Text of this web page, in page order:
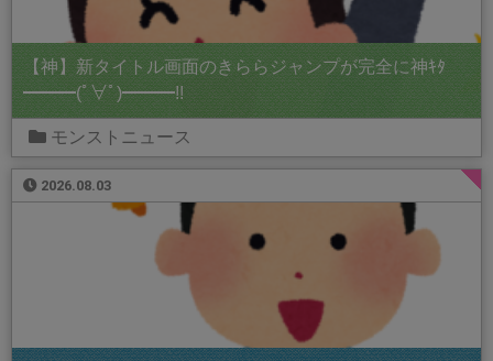
【神】新タイトル画面のきららジャンプが完全に神ｷﾀ
━━━(ﾟ∀ﾟ)━━━!!
モンストニュース
2026.08.03